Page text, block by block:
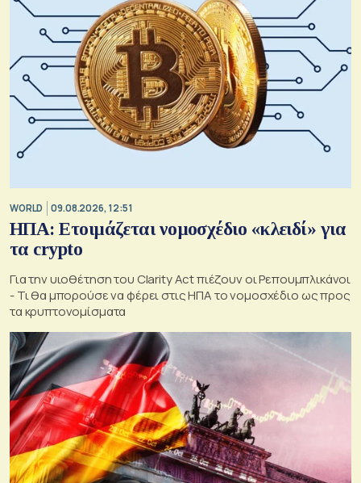
WORLD 09.08.2026, 12:51
ΗΠΑ: Ετοιμάζεται νομοσχέδιο «κλειδί» για
τα crypto
Για την υιοθέτηση του Clarity Act πιέζουν οι Ρεπουμπλικάνοι
- Τι θα μπορούσε να φέρει στις ΗΠΑ το νομοσχέδιο ως προς
τα κρυπτονομίσματα